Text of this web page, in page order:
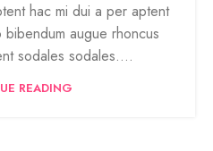
hac mi dui a per aptent
augue rhoncus
sodales sodales....
READING